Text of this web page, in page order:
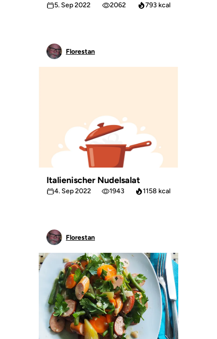
5. Sep 2022 2062 793 kcal
Florestan
Italienischer Nudelsalat
4. Sep 2022 1943 1158 kcal
Florestan